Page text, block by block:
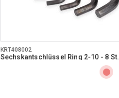
KRT408002
Sechskantschlüssel Ring 2-10 - 8 St.